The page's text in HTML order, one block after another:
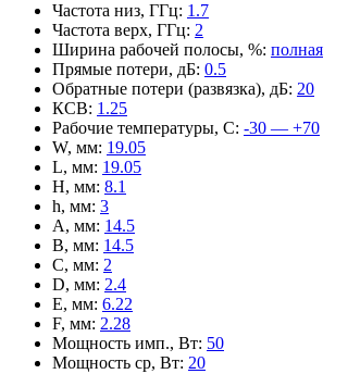
Частота низ, ГГц: 1.7
Частота верх, ГГц: 2
Ширина рабочей полосы, %: полная
Прямые потери, дБ: 0.5
Обратные потери (развязка), дБ: 20
КСВ: 1.25
Рабочие температуры, С: -30 — +70
W, мм: 19.05
L, мм: 19.05
H, мм: 8.1
h, мм: 3
A, мм: 14.5
B, мм: 14.5
C, мм: 2
D, мм: 2.4
E, мм: 6.22
F, мм: 2.28
Мощность имп., Вт: 50
Мощность ср, Вт: 20